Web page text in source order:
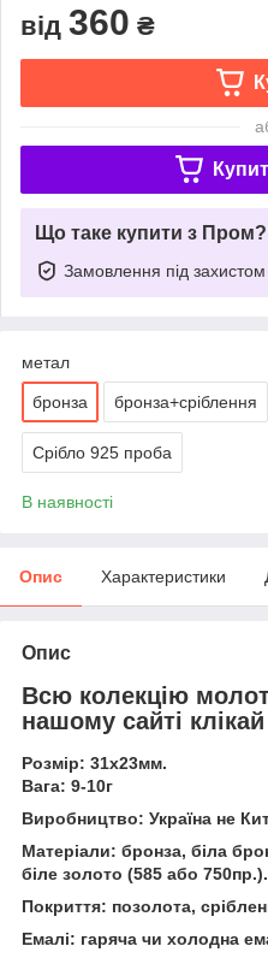
від 360 ₴
Що таке купити з Пром?
Замовлення під захистом
метал
бронза бронза+сріблення
Срібло 925 проба
В наявності
Опис Характеристики
Опис
Всю колекцію
нашому сайті клікай
Розмір: 31х23мм.
Вага: 9-10г
Виробництво: Україна не
Матеріали: бронза, біла
біле золото (585 або 750пр.).
Покриття: позолота,
Емалі: гаряча чи холодна